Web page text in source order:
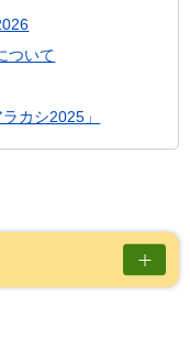
ついて
カシ2025」